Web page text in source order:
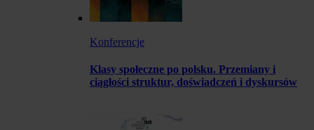
Konferencje
Klasy społeczne po polsku. Przemiany i
ciągłości struktur, doświadczeń i dyskursów